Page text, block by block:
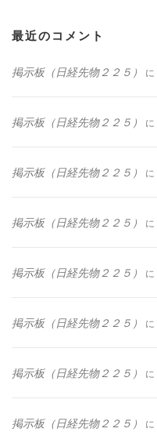
最近のコメント
掲示板（日経先物２２５） に
掲示板（日経先物２２５） に
掲示板（日経先物２２５） に
掲示板（日経先物２２５） に
掲示板（日経先物２２５） に
掲示板（日経先物２２５） に
掲示板（日経先物２２５） に
掲示板（日経先物２２５） に